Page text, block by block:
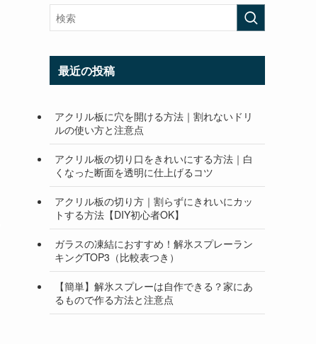
最近の投稿
アクリル板に穴を開ける方法｜割れないドリ
ルの使い方と注意点
アクリル板の切り口をきれいにする方法｜白
くなった断面を透明に仕上げるコツ
アクリル板の切り方｜割らずにきれいにカッ
トする方法【DIY初心者OK】
ガラスの凍結におすすめ！解氷スプレーラン
キングTOP3（比較表つき）
【簡単】解氷スプレーは自作できる？家にあ
るもので作る方法と注意点